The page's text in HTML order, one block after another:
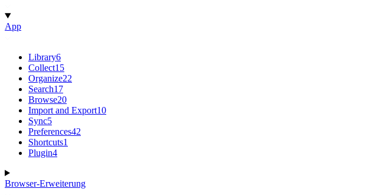
App
Library6
Collect15
Organize22
Search17
Browse20
Import and Export10
Sync5
Preferences42
Shortcuts1
Plugin4
Browser-Erweiterung